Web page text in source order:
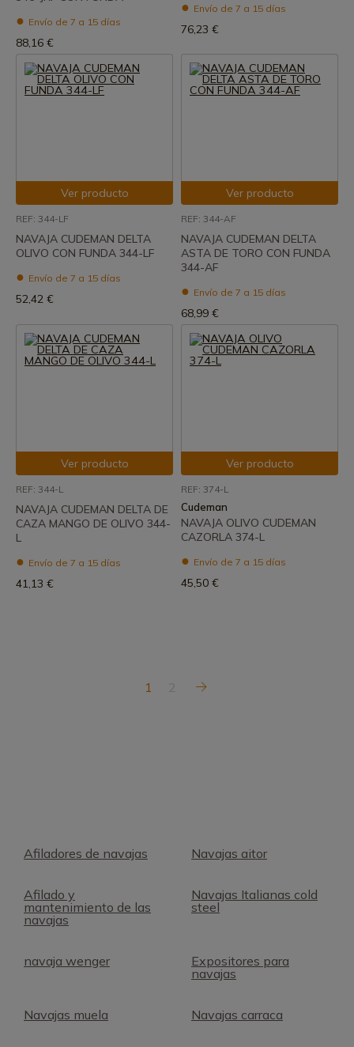
Envío de 7 a 15 días
88,16 €
Envío de 7 a 15 días
76,23 €
Ver producto
REF: 344-LF
NAVAJA CUDEMAN DELTA
OLIVO CON FUNDA 344-LF
Envío de 7 a 15 días
52,42 €
Ver producto
REF: 344-AF
NAVAJA CUDEMAN DELTA
ASTA DE TORO CON FUNDA
344-AF
Envío de 7 a 15 días
68,99 €
Ver producto
REF: 344-L
NAVAJA CUDEMAN DELTA DE
CAZA MANGO DE OLIVO 344-
L
Envío de 7 a 15 días
41,13 €
Ver producto
REF: 374-L
Cudeman
NAVAJA OLIVO CUDEMAN
CAZORLA 374-L
Envío de 7 a 15 días
45,50 €
1 2
Afiladores de navajas Navajas aitor
Afilado y
mantenimiento de las
navajas
Navajas Italianas cold
steel
navaja wenger
Expositores para
navajas
Navajas muela Navajas carraca